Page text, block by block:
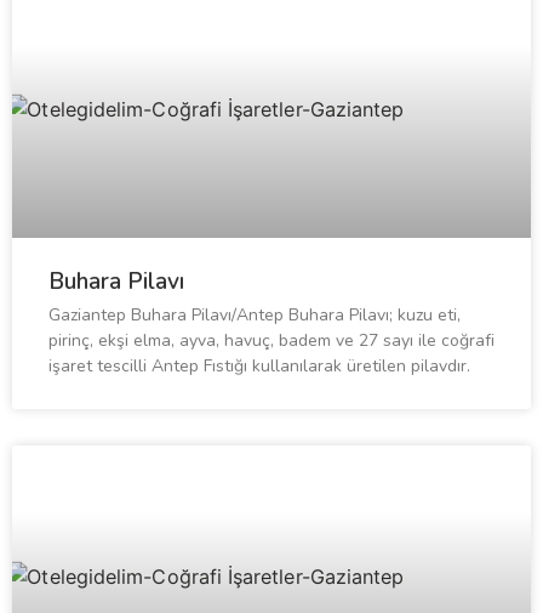
Buhara Pilavı
Gaziantep Buhara Pilavı/Antep Buhara Pilavı; kuzu eti,
pirinç, ekşi elma, ayva, havuç, badem ve 27 sayı ile coğrafi
işaret tescilli Antep Fıstığı kullanılarak üretilen pilavdır.